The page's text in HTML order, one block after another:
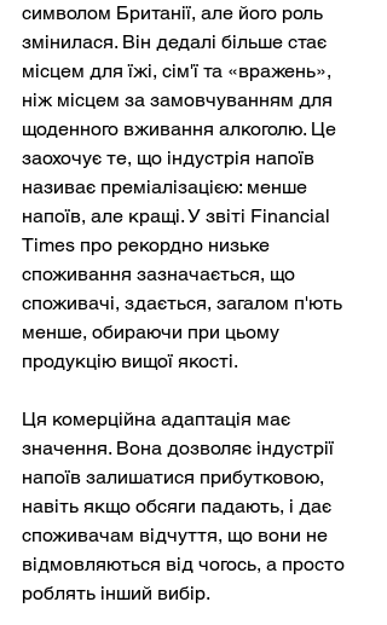
символом Британії, але його роль
змінилася. Він дедалі більше стає
місцем для їжі, сім'ї та «вражень»,
ніж місцем за замовчуванням для
щоденного вживання алкоголю. Це
заохочує те, що індустрія напоїв
називає преміалізацією: менше
напоїв, але кращі. У звіті Financial
Times про рекордно низьке
споживання зазначається, що
споживачі, здається, загалом п'ють
менше, обираючи при цьому
продукцію вищої якості.
Ця комерційна адаптація має
значення. Вона дозволяє індустрії
напоїв залишатися прибутковою,
навіть якщо обсяги падають, і дає
споживачам відчуття, що вони не
відмовляються від чогось, а просто
роблять інший вибір.